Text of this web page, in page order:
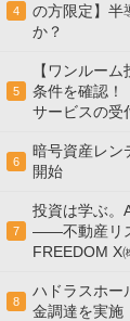
4
の方限定】半
か？
5
【ワンルー
条件を確認！
サービスの受
6
暗号資産レン
開始
7
投資は学ぶ。
——不動産リ
FREEDOM X
8
ハドラスホー
金調達を実施